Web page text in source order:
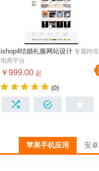
免费体验
1年免费服务器
多种设计免费换
多版本
ishop4结婚礼服网站设计 专属跨境
电商平台
￥999.00 起
(0)
苹果手机应用 安